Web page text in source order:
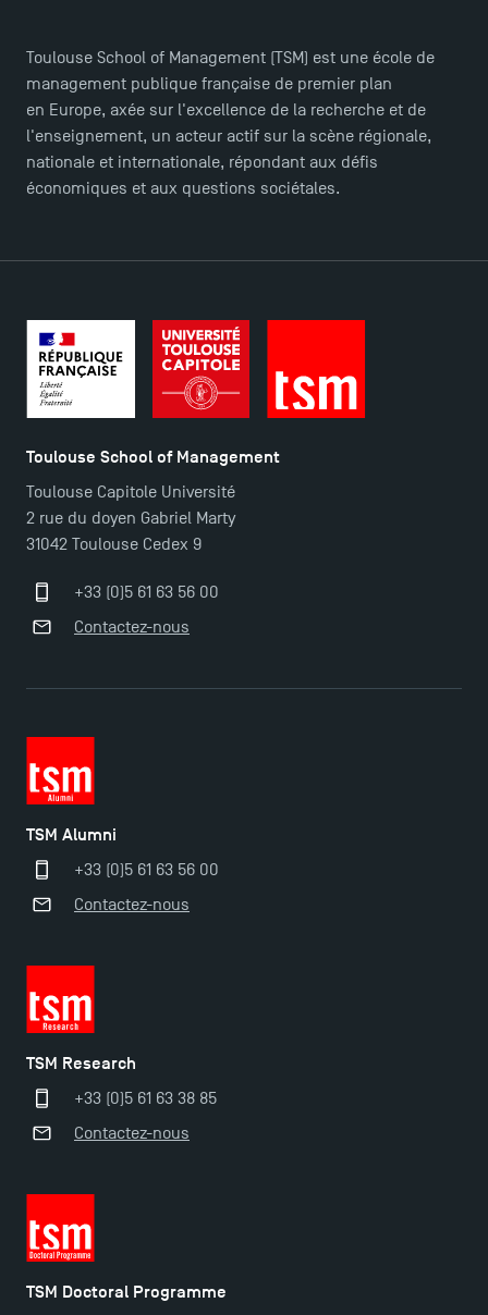
FAQ
Contact
Plans et accès à TSM
TSM Doctoral Programme
Toulouse School of Management (TSM) est une école de
management publique française de premier plan
en Europe, axée sur l'excellence de la recherche et de
l'enseignement, un acteur actif sur la scène régionale,
nationale et internationale, répondant aux défis
économiques et aux questions sociétales.
Toulouse School of Management
Toulouse Capitole Université
2 rue du doyen Gabriel Marty
31042 Toulouse Cedex 9
+33 (0)5 61 63 56 00
Contactez-nous
TSM Alumni
+33 (0)5 61 63 56 00
Contactez-nous
TSM Research
+33 (0)5 61 63 38 85
Contactez-nous
TSM Doctoral Programme